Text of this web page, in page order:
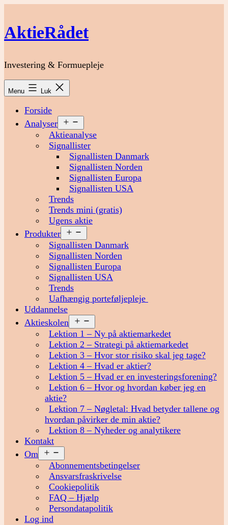
indhold
AktieRådet
Investering & Formuepleje
Menu Luk
Forside
Analyser
menu
Aktieanalyse
Signallister
Signallisten Danmark
Signallisten Norden
Signallisten Europa
Signallisten USA
Trends
Trends mini (gratis)
Ugens aktie
Produkter
menu
Signallisten Danmark
Signallisten Norden
Signallisten Europa
Signallisten USA
Trends
Uafhængig porteføljepleje
Uddannelse
Aktieskolen
menu
Lektion 1 – Ny på aktiemarkedet
Lektion 2 – Strategi på aktiemarkedet
Lektion 3 – Hvor stor risiko skal jeg tage?
Lektion 4 – Hvad er aktier?
Lektion 5 – Hvad er en investeringsforening?
Lektion 6 – Hvor og hvordan køber jeg en
aktie?
Lektion 7 – Nøgletal: Hvad betyder tallene og
hvordan påvirker de min aktie?
Lektion 8 – Nyheder og analytikere
Kontakt
Om
menu
Abonnementsbetingelser
Ansvarsfraskrivelse
Cookiepolitik
FAQ – Hjælp
Persondatapolitik
Log ind